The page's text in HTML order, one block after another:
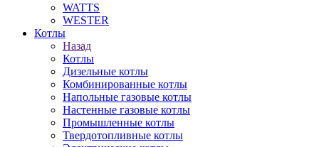
WATTS
WESTER
Котлы
Назад
Котлы
Дизельные котлы
Комбинированные котлы
Напольные газовые котлы
Настенные газовые котлы
Промышленные котлы
Твердотопливные котлы